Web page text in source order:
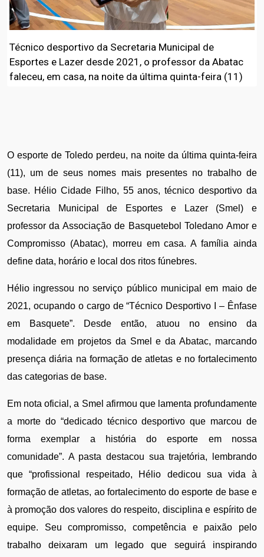
Técnico desportivo da Secretaria Municipal de
Esportes e Lazer desde 2021, o professor da Abatac
faleceu, em casa, na noite da última quinta-feira (11)
O esporte de Toledo perdeu, na noite da última quinta-feira
(11), um de seus nomes mais presentes no trabalho de
base. Hélio Cidade Filho, 55 anos, técnico desportivo da
Secretaria Municipal de Esportes e Lazer (Smel) e
professor da Associação de Basquetebol Toledano Amor e
Compromisso (Abatac), morreu em casa. A família ainda
define data, horário e local dos ritos fúnebres.
Hélio ingressou no serviço público municipal em maio de
2021, ocupando o cargo de “Técnico Desportivo I – Ênfase
em Basquete”. Desde então, atuou no ensino da
modalidade em projetos da Smel e da Abatac, marcando
presença diária na formação de atletas e no fortalecimento
das categorias de base.
Em nota oficial, a Smel afirmou que lamenta profundamente
a morte do “dedicado técnico desportivo que marcou de
forma exemplar a história do esporte em nossa
comunidade”. A pasta destacou sua trajetória, lembrando
que “profissional respeitado, Hélio dedicou sua vida à
formação de atletas, ao fortalecimento do esporte de base e
à promoção dos valores do respeito, disciplina e espírito de
equipe. Seu compromisso, competência e paixão pelo
trabalho deixaram um legado que seguirá inspirando